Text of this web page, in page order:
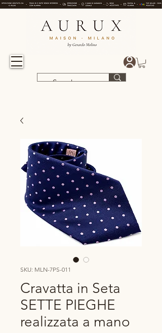
SKU: MLN-7PS-011
Cravatta in Seta
SETTE PIEGHE
realizzata a mano